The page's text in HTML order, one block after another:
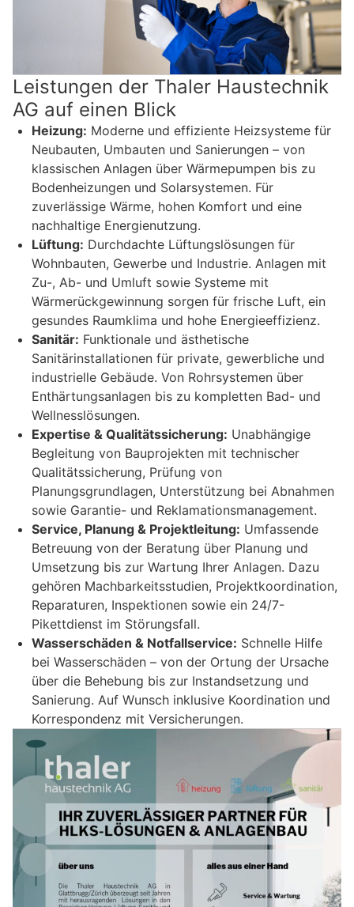
Leistungen der Thaler Haustechnik
AG auf einen Blick
Heizung: Moderne und effiziente Heizsysteme für
Neubauten, Umbauten und Sanierungen – von
klassischen Anlagen über Wärmepumpen bis zu
Bodenheizungen und Solarsystemen. Für
zuverlässige Wärme, hohen Komfort und eine
nachhaltige Energienutzung.
Lüftung: Durchdachte Lüftungslösungen für
Wohnbauten, Gewerbe und Industrie. Anlagen mit
Zu-, Ab- und Umluft sowie Systeme mit
Wärmerückgewinnung sorgen für frische Luft, ein
gesundes Raumklima und hohe Energieeffizienz.
Sanitär: Funktionale und ästhetische
Sanitärinstallationen für private, gewerbliche und
industrielle Gebäude. Von Rohrsystemen über
Enthärtungsanlagen bis zu kompletten Bad- und
Wellnesslösungen.
Expertise & Qualitätssicherung: Unabhängige
Begleitung von Bauprojekten mit technischer
Qualitätssicherung, Prüfung von
Planungsgrundlagen, Unterstützung bei Abnahmen
sowie Garantie- und Reklamationsmanagement.
Service, Planung & Projektleitung: Umfassende
Betreuung von der Beratung über Planung und
Umsetzung bis zur Wartung Ihrer Anlagen. Dazu
gehören Machbarkeitsstudien, Projektkoordination,
Reparaturen, Inspektionen sowie ein 24/7-
Pikettdienst im Störungsfall.
Wasserschäden & Notfallservice: Schnelle Hilfe
bei Wasserschäden – von der Ortung der Ursache
über die Behebung bis zur Instandsetzung und
Sanierung. Auf Wunsch inklusive Koordination und
Korrespondenz mit Versicherungen.